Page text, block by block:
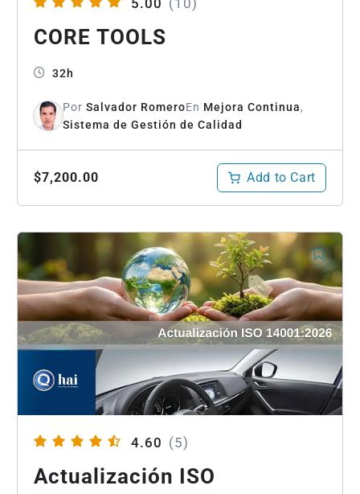
CORE TOOLS
32h
PorSalvador RomeroEn Mejora Continua,
Sistema de Gestión de Calidad
$7,200.00 Add to Cart
4.60 (5)
Actualización ISO